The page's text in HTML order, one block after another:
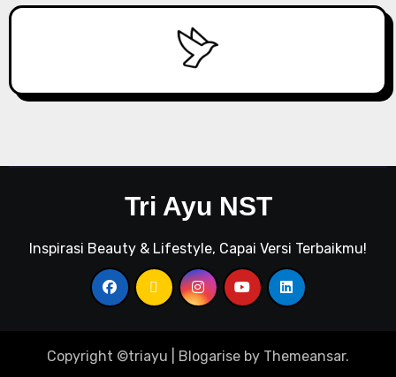
Tri Ayu NST
Inspirasi Beauty & Lifestyle, Capai Versi Terbaikmu!
Copyright ©triayu Blogarise by Themeansar.